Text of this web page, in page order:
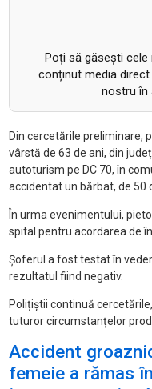
Poți să găsești
conținut media direct
nostru în
Din cercetările preliminare,
vârstă de 63 de ani, din
autoturism pe DC 70, în
accidentat un bărbat, de 50
În urma evenimentului,
spital pentru acordarea de
Șoferul a fost testat în
rezultatul fiind negativ.
Polițiștii continuă
tuturor circumstanțelor
Accident
femeie a rămas